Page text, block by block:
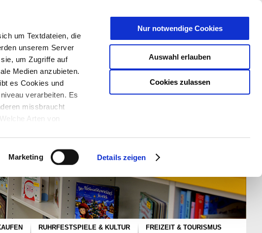
um Textdateien, die
unserem Server
um Zugriffe auf
Medien anzubieten.
es Cookies und
verarbeiten. Es
missbraucht
Arten von
Cookies kann
Marketing Details zeigen
Cookies zulassen
Auswahl erlauben
Nur notwendige Cookies
SCHRIFTGRÖßE:
RUHRFESTSPIELE & KULTUR FREIZEIT & TOURISMUS